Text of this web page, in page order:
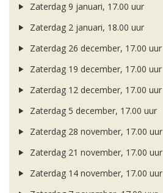
Zaterdag 9 januari, 17.00 uur
Zaterdag 2 januari, 18.00 uur
Zaterdag 26 december, 17.00 uur
Zaterdag 19 december, 17.00 uur
Zaterdag 12 december, 17.00 uur
Zaterdag 5 december, 17.00 uur
Zaterdag 28 november, 17.00 uur
Zaterdag 21 november, 17.00 uur
Zaterdag 14 november, 17.00 uur